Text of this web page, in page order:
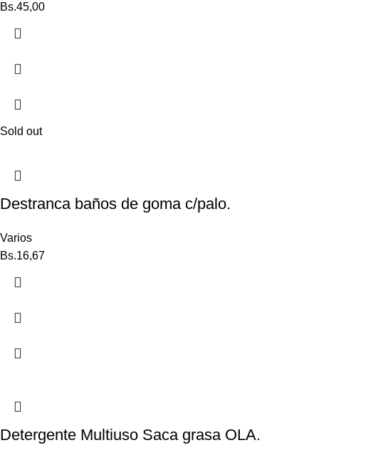
Bs.45,00
Sold out
Destranca baños de goma c/palo.
Varios
Bs.16,67
Detergente Multiuso Saca grasa OLA.